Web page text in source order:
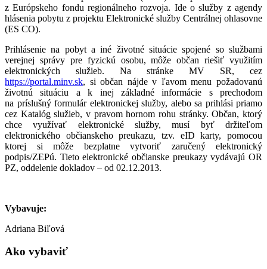
z Európskeho fondu regionálneho rozvoja. Ide o služby z agendy
hlásenia pobytu z projektu Elektronické služby Centrálnej ohlasovne
(ES CO).
Prihlásenie na pobyt a iné životné situácie spojené so službami
verejnej správy pre fyzickú osobu, môže občan riešiť využitím
elektronických služieb. Na stránke MV SR, cez
https://portal.minv.sk, si občan nájde v ľavom menu požadovanú
životnú situáciu a k inej základné informácie s prechodom
na príslušný formulár elektronickej služby, alebo sa prihlási priamo
cez Katalóg služieb, v pravom hornom rohu stránky. Občan, ktorý
chce využívať elektronické služby, musí byť držiteľom
elektronického občianskeho preukazu, tzv. eID karty, pomocou
ktorej si môže bezplatne vytvoriť zaručený elektronický
podpis/ZEPú. Tieto elektronické občianske preukazy vydávajú OR
PZ, oddelenie dokladov – od 02.12.2013.
Vybavuje:
Adriana Biľová
Ako vybaviť